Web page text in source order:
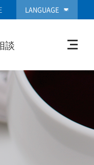
LANGUAGE
談